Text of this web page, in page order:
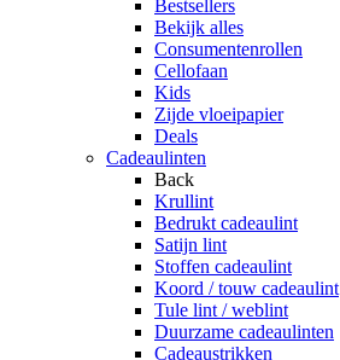
Bestsellers
Bekijk alles
Consumentenrollen
Cellofaan
Kids
Zijde vloeipapier
Deals
Cadeaulinten
Back
Krullint
Bedrukt cadeaulint
Satijn lint
Stoffen cadeaulint
Koord / touw cadeaulint
Tule lint / weblint
Duurzame cadeaulinten
Cadeaustrikken